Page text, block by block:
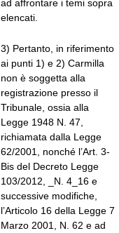
ad affrontare i temi sopra
elencati.
3) Pertanto, in riferimento
ai punti 1) e 2) Carmilla
non è soggetta alla
registrazione presso il
Tribunale, ossia alla
Legge 1948 N. 47,
richiamata dalla Legge
62/2001, nonché l’Art. 3-
Bis del Decreto Legge
103/2012, _N. 4_16 e
successive modifiche,
l’Articolo 16 della Legge 7
Marzo 2001, N. 62 e ad